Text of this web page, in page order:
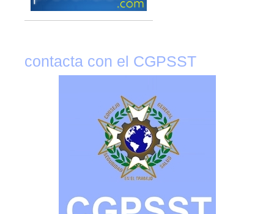
contacta con el CGPSST